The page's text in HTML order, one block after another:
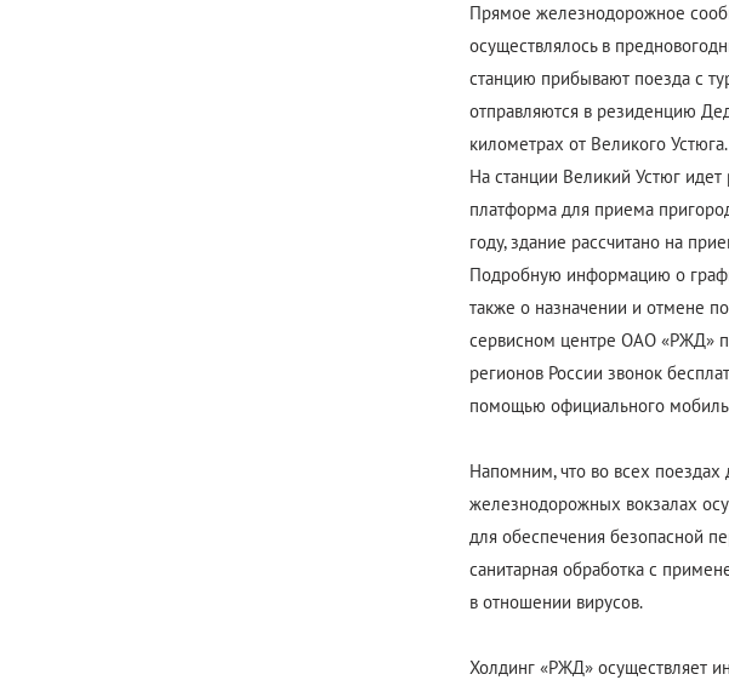
Прямое железнодорожное
осуществлялось в
станцию прибывают поезда с
отправляются в резиденцию
километрах от Великого Устюга.
На станции Великий Устюг идет
платформа для приема
году, здание рассчитано на
Подробную информацию о
также о назначении и отмене
сервисном центре ОАО «РЖД»
регионов России звонок
помощью официального
Напомним, что во всех поездах
железнодорожных вокзалах
для обеспечения безопасной
санитарная обработка с
в отношении вирусов.
Холдинг «РЖД» осуществляет